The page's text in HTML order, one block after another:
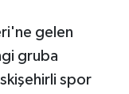
gelen
gruba
spor